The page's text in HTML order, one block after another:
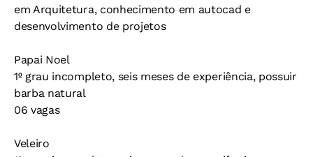
em Arquitetura, conhecimento em autocad e
desenvolvimento de projetos
Papai Noel
1º grau incompleto, seis meses de experiência, possuir
barba natural
06 vagas
Veleiro